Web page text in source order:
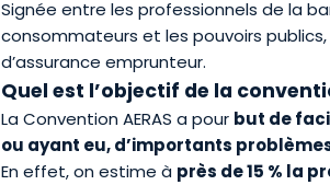
Signée entre les professionnels de la
consommateurs et les pouvoirs
d’assurance emprunteur.
Quel est l’objectif de la
La Convention AERAS a pour but de
ou ayant eu, d’importants
En effet, on estime à près de 15 % la